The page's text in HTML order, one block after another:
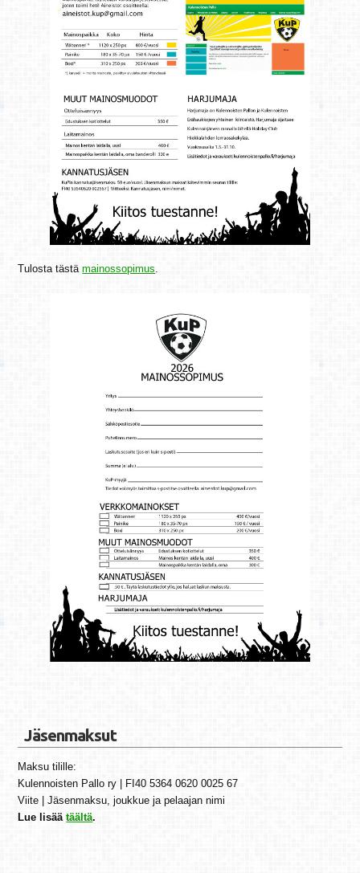
Tulosta tästämainossopimus.
Jäsenmaksut
Maksu tilille:
Kulennoisten Pallo ry | FI40 5364 0620 0025 67
Viite | Jäsenmaksu, joukkue ja pelaajan nimi
Lue lisäätäältä.